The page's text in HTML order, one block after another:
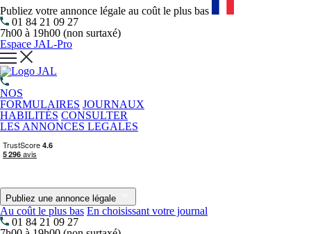
Publiez votre annonce légale au coût le plus bas
01 84 21 09 27
7h00 à 19h00 (non surtaxé)
Espace JAL-Pro
NOS
FORMULAIRES JOURNAUX
HABILITÉS CONSULTER
LES ANNONCES LEGALES
Publiez une annonce légale
Au coût le plus bas En choisissant votre journal
01 84 21 09 27